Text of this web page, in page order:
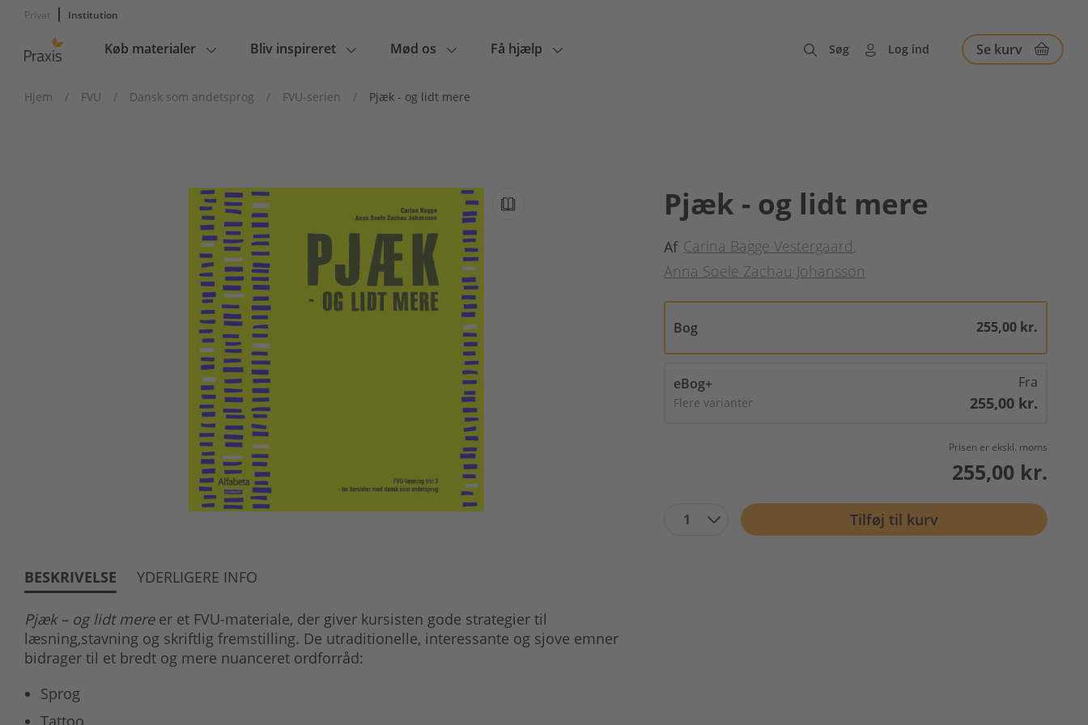
Privat Institution
Main
Køb materialer Bliv inspireret Mød os Få hjælp Søg Log ind Se kurv
Hjem / FVU / Dansk som andetsprog / FVU-serien / Pjæk - og lidt mere
Pjæk - og lidt mere
Af Carina Bagge Vestergaard
Anna Soele Zachau Johansson
Bog 255,00 kr.
eBog+
Flere varianter
Fra
255,00 kr.
Prisen er ekskl. moms
255,00 kr.
1 Tilføj til kurv
BESKRIVELSE YDERLIGERE INFO
Pjæk – og lidt mereer et FVU-materiale, der giver kursisten gode strategier til
læsning,stavning og skriftlig fremstilling. De utraditionelle, interessante og sjove emner
bidrager til et bredt og mere nuanceret ordforråd:
Sprog
Tattoo